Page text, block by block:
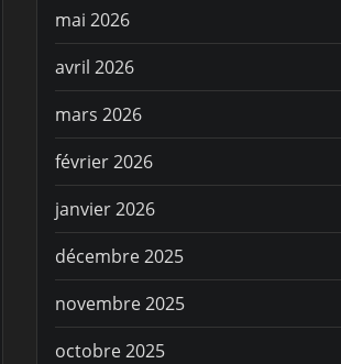
mai 2026
avril 2026
mars 2026
février 2026
janvier 2026
décembre 2025
novembre 2025
octobre 2025